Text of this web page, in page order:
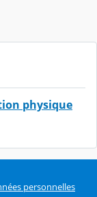
physique
personnelles